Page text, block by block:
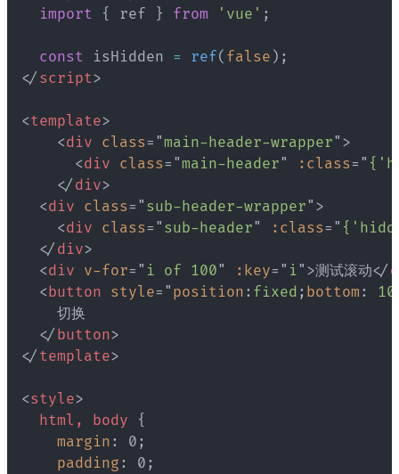
import
{ ref } from 'vue' ;
const isHidden = ref( false ) ;
</ script>
<template>
<div class= "main-header-wrapper" >
<div class= "main-header" :class= "
</ div>
<div class= " sub-header-wrapper" >
<div class= " sub-header" :class= "
</ div>
<div v-for= " i of 100" :key= " i" >测试滚动</
<button style= " position : fixed ; bottom :
    切换
</ button>
</ template>
<style>
html, body
{
margin : 0 ;
padding : 0 ;